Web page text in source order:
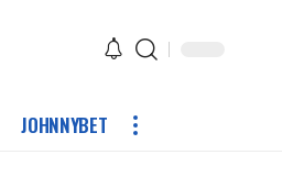
JOHNNYBET